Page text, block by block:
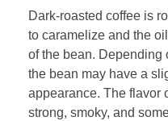
Dark-roasted coffee is
to caramelize and the
of the bean. Depending
the bean may have a
appearance. The flavor
strong, smoky, and